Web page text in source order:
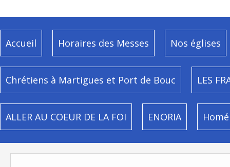
Accueil Horaires des Messes Nos églises
Chrétiens à Martigues et Port de Bouc LES
ALLER AU COEUR DE LA FOI ENORIA